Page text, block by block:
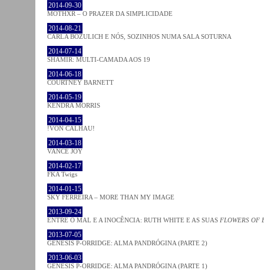
2014-09-30
MOTHXR – O PRAZER DA SIMPLICIDADE
2014-08-21
CARLA BOZULICH E NÓS, SOZINHOS NUMA SALA SOTURNA
2014-07-14
SHAMIR: MULTI-CAMADA AOS 19
2014-06-18
COURTNEY BARNETT
2014-05-19
KENDRA MORRIS
2014-04-15
!VON CALHAU!
2014-03-18
VANCE JOY
2014-02-17
FKA Twigs
2014-01-15
SKY FERREIRA – MORE THAN MY IMAGE
2013-09-24
ENTRE O MAL E A INOCÊNCIA: RUTH WHITE E AS SUAS FLOWERS OF
2013-07-05
GENESIS P-ORRIDGE: ALMA PANDRÓGINA (PARTE 2)
2013-06-03
GENESIS P-ORRIDGE: ALMA PANDRÓGINA (PARTE 1)